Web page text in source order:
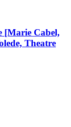
[Marie Cabel,
Theatre